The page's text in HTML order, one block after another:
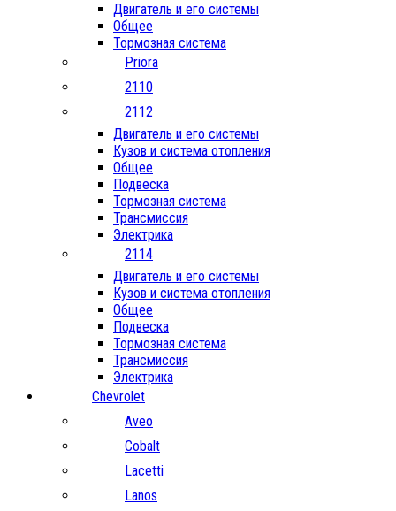
Двигатель и его системы
Общее
Тормозная система
Priora
2110
2112
Двигатель и его системы
Кузов и система отопления
Общее
Подвеска
Тормозная система
Трансмиссия
Электрика
2114
Двигатель и его системы
Кузов и система отопления
Общее
Подвеска
Тормозная система
Трансмиссия
Электрика
Chevrolet
Aveo
Cobalt
Lacetti
Lanos